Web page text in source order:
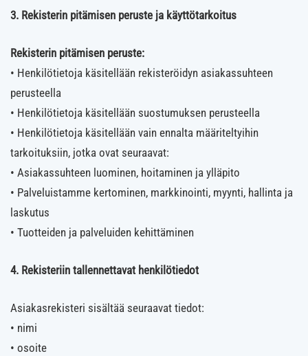
3. Rekisterin pitämisen peruste ja käyttötarkoitus
Rekisterin pitämisen peruste:
• Henkilötietoja käsitellään rekisteröidyn asiakassuhteen
perusteella
• Henkilötietoja käsitellään suostumuksen perusteella
• Henkilötietoja käsitellään vain ennalta määriteltyihin
tarkoituksiin, jotka ovat seuraavat:
• Asiakassuhteen luominen, hoitaminen ja ylläpito
• Palveluistamme kertominen, markkinointi, myynti, hallinta ja
laskutus
• Tuotteiden ja palveluiden kehittäminen
4. Rekisteriin tallennettavat henkilötiedot
Asiakasrekisteri sisältää seuraavat tiedot:
• nimi
• osoite